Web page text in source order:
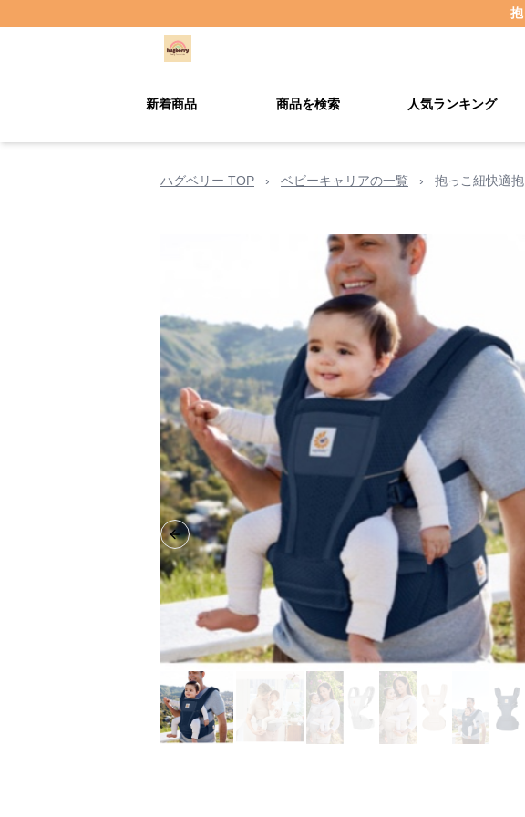
新着商品 商品を検索 人気ランキング
ハグベリー TOP › ベビーキャリアの一覧 › 抱っこ紐快適
Previous slide